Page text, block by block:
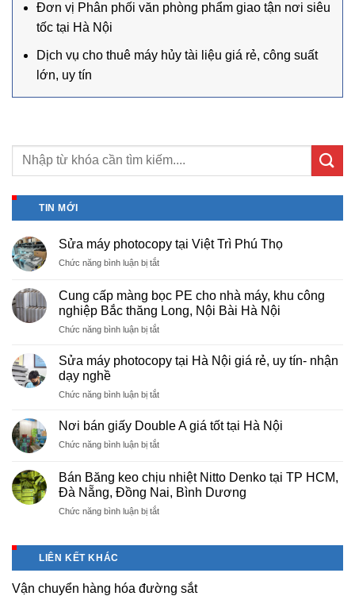
Đơn vị Phân phối văn phòng phẩm giao tận nơi siêu
tốc tại Hà Nội
Dịch vụ cho thuê máy hủy tài liệu giá rẻ, công suất
lớn, uy tín
TIN MỚI
Sửa máy photocopy tại Việt Trì Phú Thọ
Chức năng bình luận bị tắtở
photocopy
tại
Việt
Phú
Thọ
Cung cấp màng bọc PE cho nhà máy, khu công
nghiệp Bắc thăng Long, Nội Bài Hà Nội
Chức năng bình luận bị tắtở
màng
PE
nhà
khu
nghiệp
Bắc
Long,
Bài
Nội
Sửa máy photocopy tại Hà Nội giá rẻ, uy tín- nhận
dạy nghề
Chức năng bình luận bị tắtở
máy
photocopy
tại
Nội
giá
uy
nghề
Nơi bán giấy Double A giá tốt tại Hà Nội
Chức năng bình luận bị tắtở
giấy
Double
A
Bán Băng keo chịu nhiệt Nitto Denko tại TP HCM,
Đà Nẵng, Đồng Nai, Bình Dương
Chức năng bình luận bị tắtở
Nitto
LIÊN KẾT KHÁC
Vận chuyển hàng hóa đường sắt